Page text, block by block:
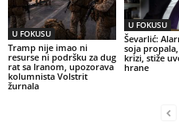
U FOKUSU
Tramp nije imao ni
resurse ni podršku za dug
rat sa Iranom, upozorava
kolumnista Volstrit
žurnala
U FOKUSU
Ševarlić:
soja
krizi, stiže
hrane